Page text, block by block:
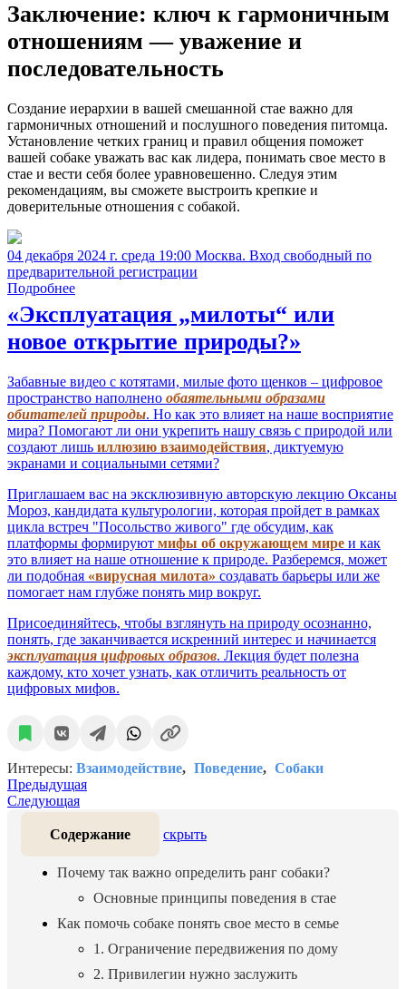
Заключение: ключ к гармоничным
отношениям — уважение и
последовательность
Создание иерархии в вашей смешанной стае важно для
гармоничных отношений и послушного поведения питомца.
Установление четких границ и правил общения поможет
вашей собаке уважать вас как лидера, понимать свое место в
стае и вести себя более уравновешенно. Следуя этим
рекомендациям, вы сможете выстроить крепкие и
доверительные отношения с собакой.
04 декабря 2024 г. среда 19:00 Москва. Вход свободный по
предварительной регистрации
Подробнее
«Эксплуатация „милоты“ или
новое открытие природы?»
Забавные видео с котятами, милые фото щенков – цифровое
пространство наполнено обаятельными образами
обитателей природы. Но как это влияет на наше восприятие
мира? Помогают ли они укрепить нашу связь с природой или
создают лишь иллюзию взаимодействия, диктуемую
экранами и социальными сетями?
Приглашаем вас на эксклюзивную авторскую лекцию Оксаны
Мороз, кандидата культурологии, которая пройдет в рамках
цикла встреч "Посольство живого" где обсудим, как
платформы формируют мифы об окружающем мире и как
это влияет на наше отношение к природе. Разберемся, может
ли подобная «вирусная милота» создавать барьеры или же
помогает нам глубже понять мир вокруг.
Присоединяйтесь, чтобы взглянуть на природу осознанно,
понять, где заканчивается искренний интерес и начинается
эксплуатация цифровых образов. Лекция будет полезна
каждому, кто хочет узнать, как отличить реальность от
цифровых мифов.
Интересы: Взаимодействие Поведение
Собаки
Предыдущая
Следующая
Содержание скрыть
Почему так важно определить ранг собаки?
Основные принципы поведения в стае
Как помочь собаке понять свое место в семье
1. Ограничение передвижения по дому
2. Привилегии нужно заслужить